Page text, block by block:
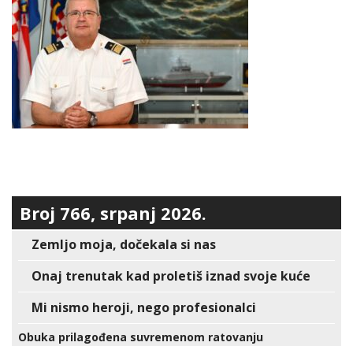
Broj 766, srpanj 2026.
Zemljo moja, dočekala si nas
Onaj trenutak kad proletiš iznad svoje kuće
Mi nismo heroji, nego profesionalci
Obuka prilagođena suvremenom ratovanju